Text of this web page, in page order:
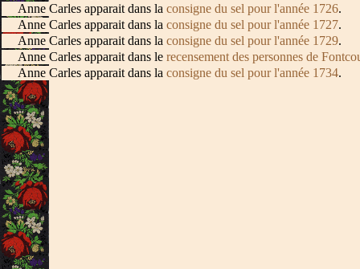
Anne Carles apparait dans la consigne du sel pour l'année 1726.
Anne Carles apparait dans la consigne du sel pour l'année 1727.
Anne Carles apparait dans la consigne du sel pour l'année 1729.
Anne Carles apparait dans le recensement des personnes de
Anne Carles apparait dans la consigne du sel pour l'année 1734.